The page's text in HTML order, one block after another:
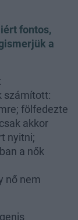
fontos,
a
számított:
fölfedezte
akkor
nyitni;
a nők
nő nem